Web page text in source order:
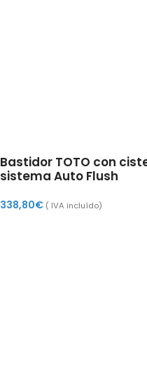
Bastidor TOTO con
sistema Auto Flush
338,80€ ( IVA incluído)